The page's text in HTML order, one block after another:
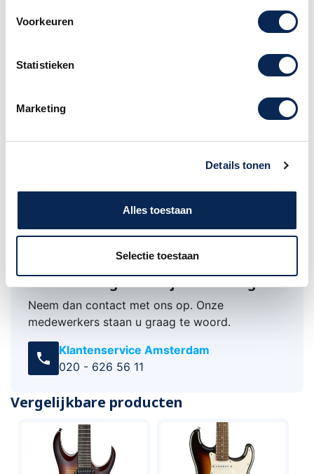
Voorkeuren
Statistieken
Marketing
Details tonen
Alles toestaan
Selectie toestaan
• Pickups: 3 standard Strat single coils
• 3-Lagen witte slagplaat
verchroomd stalen block-brugzadels
• Gesloten Fender Standard stemmechanieken
• Voorgemonteerde snaren: Nickel Plated
Advies nodig of heb je een vraag?
Neem dan contact met ons op. Onze
medewerkers staan u graag te woord.
call
Klantenservice Amsterdam
020 - 626 56 11
Vergelijkbare producten